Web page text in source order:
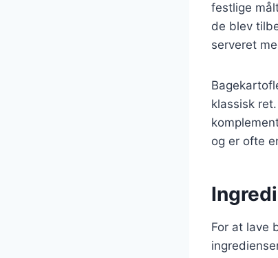
festlige
de blev
serveret
klassisk
og er ofte
For at lave